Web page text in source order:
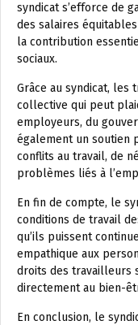
syndicat s’efforce de
des salaires
la contribution
sociaux.
Grâce au syndicat, les
collective qui peut
employeurs, du
également un soutien
conflits au travail, de
problèmes liés à
En fin de compte, le
conditions de travail
qu’ils puissent
empathique aux
droits des travailleurs
directement au bien-
En conclusion, le